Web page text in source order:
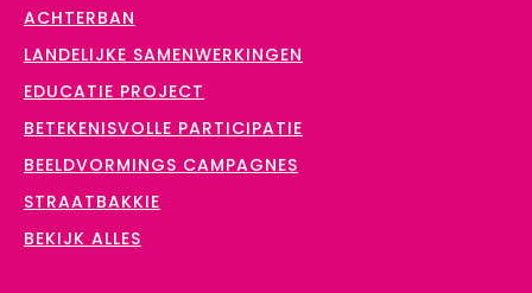
ACHTERBAN
LANDELIJKE SAMENWERKINGEN
EDUCATIE PROJECT
BETEKENISVOLLE PARTICIPATIE
BEELDVORMINGS CAMPAGNES
STRAATBAKKIE
BEKIJK ALLES